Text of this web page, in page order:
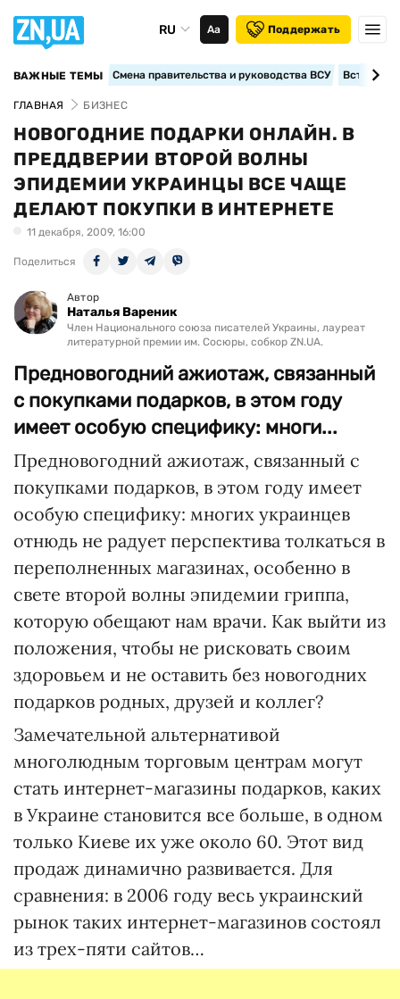
RU Аа Поддержать
ВАЖНЫЕ ТЕМЫ Смена правительства и руководства ВСУ
ГЛАВНАЯ БИЗНЕС
НОВОГОДНИЕ ПОДАРКИ ОНЛАЙН. В
ПРЕДДВЕРИИ ВТОРОЙ ВОЛНЫ
ЭПИДЕМИИ УКРАИНЦЫ ВСЕ ЧАЩЕ
ДЕЛАЮТ ПОКУПКИ В ИНТЕРНЕТЕ
11 декабря, 2009, 16:00
Поделиться
Автор
Наталья Вареник
Член Национального союза писателей Украины, лауреат
литературной премии им. Сосюры, собкор ZN.UA.
Предновогодний ажиотаж, связанный
с покупками подарков, в этом году
имеет особую специфику: многи...
Предновогодний ажиотаж, связанный с
покупками подарков, в этом году имеет
особую специфику: многих украинцев
отнюдь не радует перспектива толкаться в
переполненных магазинах, особенно в
свете второй волны эпидемии гриппа,
которую обещают нам врачи. Как выйти из
положения, чтобы не рисковать своим
здоровьем и не оставить без новогодних
подарков родных, друзей и коллег?
Замечательной альтернативой
многолюдным торговым центрам могут
стать интернет-магазины подарков, каких
в Украине становится все больше, в одном
только Киеве их уже около 60. Этот вид
продаж динамично развивается. Для
сравнения: в 2006 году весь украинский
рынок таких интернет-магазинов состоял
из трех-пяти сайтов…